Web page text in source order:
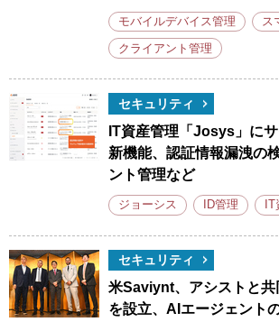
モバイルデバイス管理 ス
クライアント管理
セキュリティ
IT資産管理「Josys」に
新機能、認証情報漏洩の
ント管理など
ジョーシス ID管理
セキュリティ
米Saviynt、アシストと共
を設立、AIエージェント